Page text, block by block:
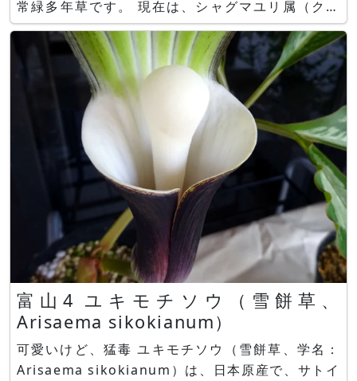
常緑多年草です。 現在は、シャグマユリ属（クニ
フォフィア属）に変わり、クニフォフィア
（Kniphofia）と言う名前に変更有れていますがあ
まり使われていません。 旧属
富山4 ユキモチソウ（雪餅草、
Arisaema sikokianum）
可愛いけど、猛毒 ユキモチソウ（雪餅草、学名：
Arisaema sikokianum）は、日本原産で、サトイ